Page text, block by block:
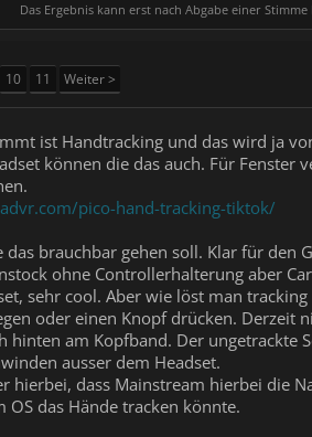
Das Ergebnis kann erst nach Abgabe einer
10 11 Weiter >
ist Handtracking und das wird ja
können die das auch. Für
pico-hand-tracking-tiktok/
das brauchbar gehen soll. Klar für den
ohne Controllerhalterung aber
sehr cool. Aber wie löst man
oder einen Knopf drücken. Derzeit
hinten am Kopfband. Der ungetrackte
ausser dem Headset.
hierbei, dass Mainstream hierbei die
OS das Hände tracken könnte.